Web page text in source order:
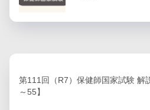
第111回（R7）保健師国家試験 解
～55】